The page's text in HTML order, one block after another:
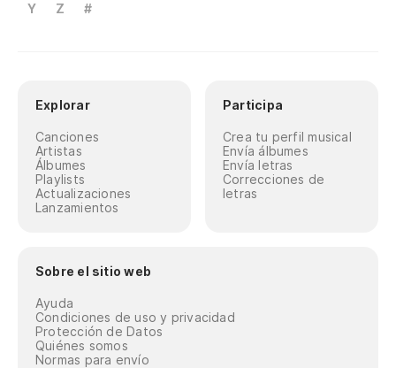
Y
Z #
Explorar
Canciones
Artistas
Álbumes
Playlists
Actualizaciones
Lanzamientos
Participa
Crea tu perfil musical
Envía álbumes
Envía letras
Correcciones de
letras
Sobre el sitio web
Ayuda
Condiciones de uso y privacidad
Protección de Datos
Quiénes somos
Normas para envío